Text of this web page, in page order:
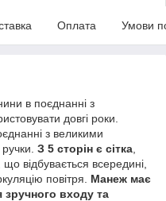
Оплата Умови
в поєднанні з
довгі роки.
з великими
З 5 сторін є сітка
відбувається всередині,
повітря. Манеж має
зручного входу та